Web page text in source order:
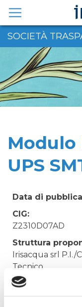
contenuto
SOCIETÀ
UPS
Data di
CIG:
Z2310D07AD
Struttura
Irisacqua srl P.I./
Tecnico
Oggetto:
Modulo batterie